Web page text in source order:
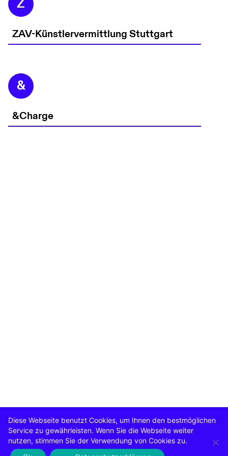
Z
ZAV-Künstlervermittlung Stuttgart
&
&Charge
Diese Webseite benutzt Cookies, um Ihnen den bestmöglichen
Service zu gewährleisten. Wenn Sie die Webseite weiter
nutzen, stimmen Sie der Verwendung von Cookies zu.